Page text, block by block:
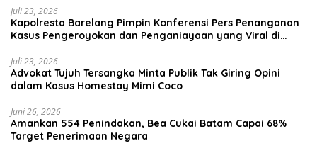
Juli 23, 2026
Kapolresta Barelang Pimpin Konferensi Pers Penanganan
Kasus Pengeroyokan dan Penganiayaan yang Viral di
Juli 23, 2026
Advokat Tujuh Tersangka Minta Publik Tak Giring Opini
dalam Kasus Homestay Mimi Coco
Juni 26, 2026
Amankan 554 Penindakan, Bea Cukai Batam Capai 68%
Target Penerimaan Negara